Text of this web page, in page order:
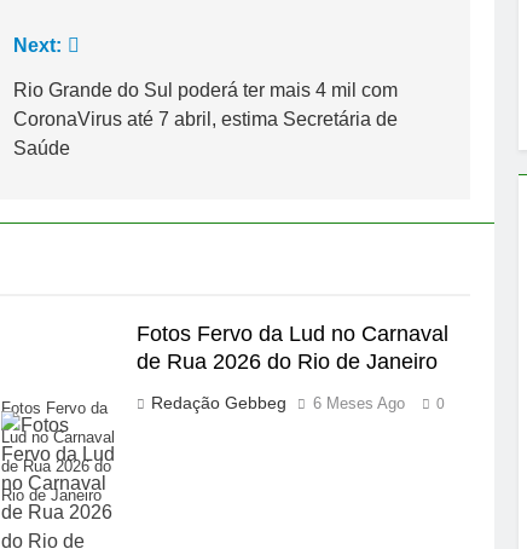
Next:
Rio Grande do Sul poderá ter mais 4 mil com
CoronaVirus até 7 abril, estima Secretária de
Saúde
Fotos Fervo da
Lud no Carnaval
de Rua 2026 do
Rio de Janeiro
Fotos Fervo da Lud no Carnaval
de Rua 2026 do Rio de Janeiro
Redação Gebbeg 6 Meses Ago 0